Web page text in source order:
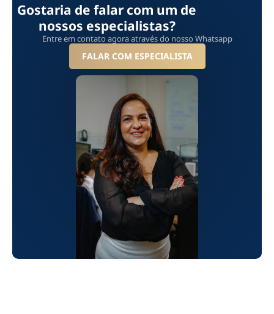
Gostaria de falar com um de
nossos especialistas?
Entre em contato agora através do nosso Whatsapp
FALAR COM ESPECIALISTA